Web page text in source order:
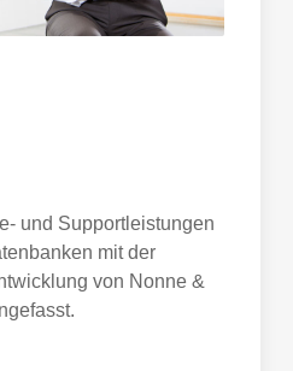
und Supportleistungen
mit der
von Nonne &